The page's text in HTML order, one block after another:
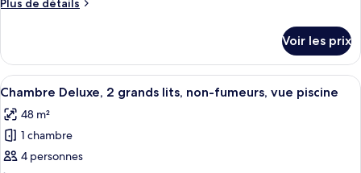
chambre :
très
grand
lit,
non-
fumeurs,
le
type
de
Chambre
Deluxe,
très
Voir les prix
Afficher
toutes
les
photos
pour
Chambre Deluxe, 2 grands lits, non-
7
Chambre Deluxe, 2 grands lits, non-fumeurs, vue piscine
48 m²
1 chambre
4 personnes